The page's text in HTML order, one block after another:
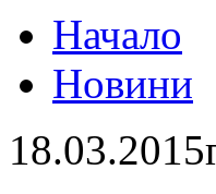
Начало
Новини